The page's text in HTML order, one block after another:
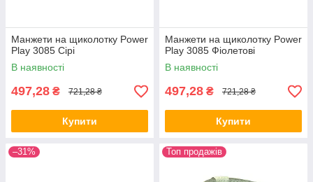
Манжети на щиколотку Power
Play 3085 Сірі
В наявності
497,28 ₴ 721,28 ₴
Купити
Манжети на щиколотку Power
Play 3085 Фіолетові
В наявності
497,28 ₴ 721,28 ₴
Купити
–31% Топ продажів